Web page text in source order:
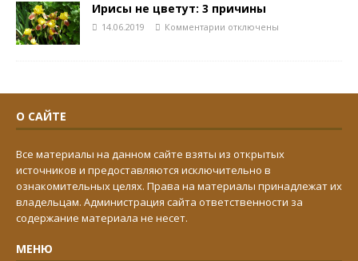
Ирисы не цветут: 3 причины
14.06.2019 Комментарии отключены
О САЙТЕ
Все материалы на данном сайте взяты из открытых
источников и предоставляются исключительно в
ознакомительных целях. Права на материалы принадлежат их
владельцам. Администрация сайта ответственности за
содержание материала не несет.
МЕНЮ